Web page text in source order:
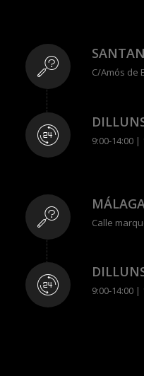
C/Amós de
9:00-14:00 |
Calle
9:00-14:00 |